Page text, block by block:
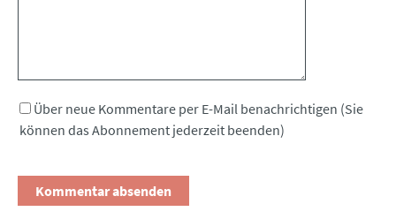
Über neue Kommentare per E-Mail benachrichtigen (Sie
können das Abonnement jederzeit beenden)